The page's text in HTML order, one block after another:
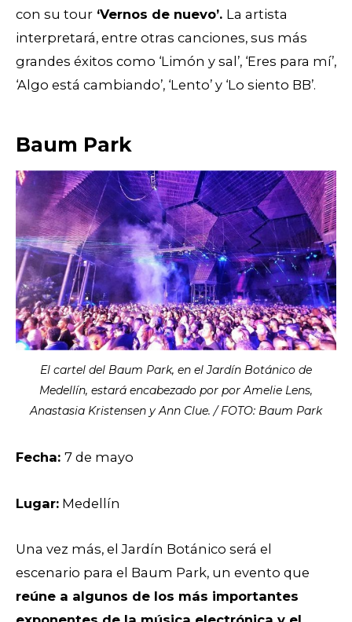
con su tour ‘Vernos de nuevo’. La artista
interpretará, entre otras canciones, sus más
grandes éxitos como ‘Limón y sal’, ‘Eres para mí’,
‘Algo está cambiando’, ‘Lento’ y ‘Lo siento BB’.
Baum Park
El cartel del Baum Park, en el Jardín Botánico de
Medellín, estará encabezado por por Amelie Lens,
Anastasia Kristensen y Ann Clue. / FOTO: Baum Park
Fecha: 7 de mayo
Lugar: Medellín
Una vez más, el Jardín Botánico será el
escenario para el Baum Park, un evento que
reúne a algunos de los más importantes